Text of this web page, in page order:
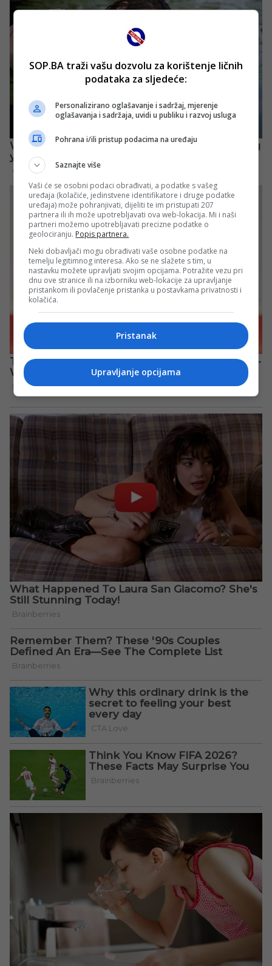
SOP.BA traži vašu dozvolu za korištenje ličnih
podataka za sljedeće:
Personalizirano oglašavanje i sadržaj, mjerenje
oglašavanja i sadržaja, uvidi u publiku i razvoj usluga
Pohrana i/ili pristup podacima na uređaju
Saznajte više
Vaši će se osobni podaci obrađivati, a podatke s vašeg
uređaja (kolačiće, jedinstvene identifikatore i druge podatke
uređaja) može pohranjivati, dijeliti te im pristupati 207
partnera ili ih može upotrebljavati ova web-lokacija. Mi i naši
partneri možemo upotrebljavati precizne podatke o
geolociranju. Popis partnera.
Neki dobavljači mogu obrađivati vaše osobne podatke na
temelju legitimnog interesa. Ako se ne slažete s tim, u
nastavku možete upravljati svojim opcijama. Potražite vezu pri
dnu ove stranice ili na izborniku web-lokacije za upravljanje
pristankom ili povlačenje pristanka u postavkama privatnosti i
kolačića.
Pristanak
Upravljanje opcijama